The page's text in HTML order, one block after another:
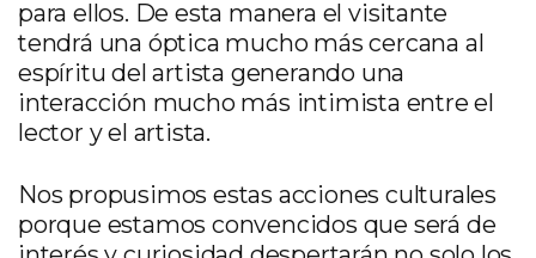
para ellos. De esta manera el visitante
tendrá una óptica mucho más cercana al
espíritu del artista generando una
interacción mucho más intimista entre el
lector y el artista.
Nos propusimos estas acciones culturales
porque estamos convencidos que será de